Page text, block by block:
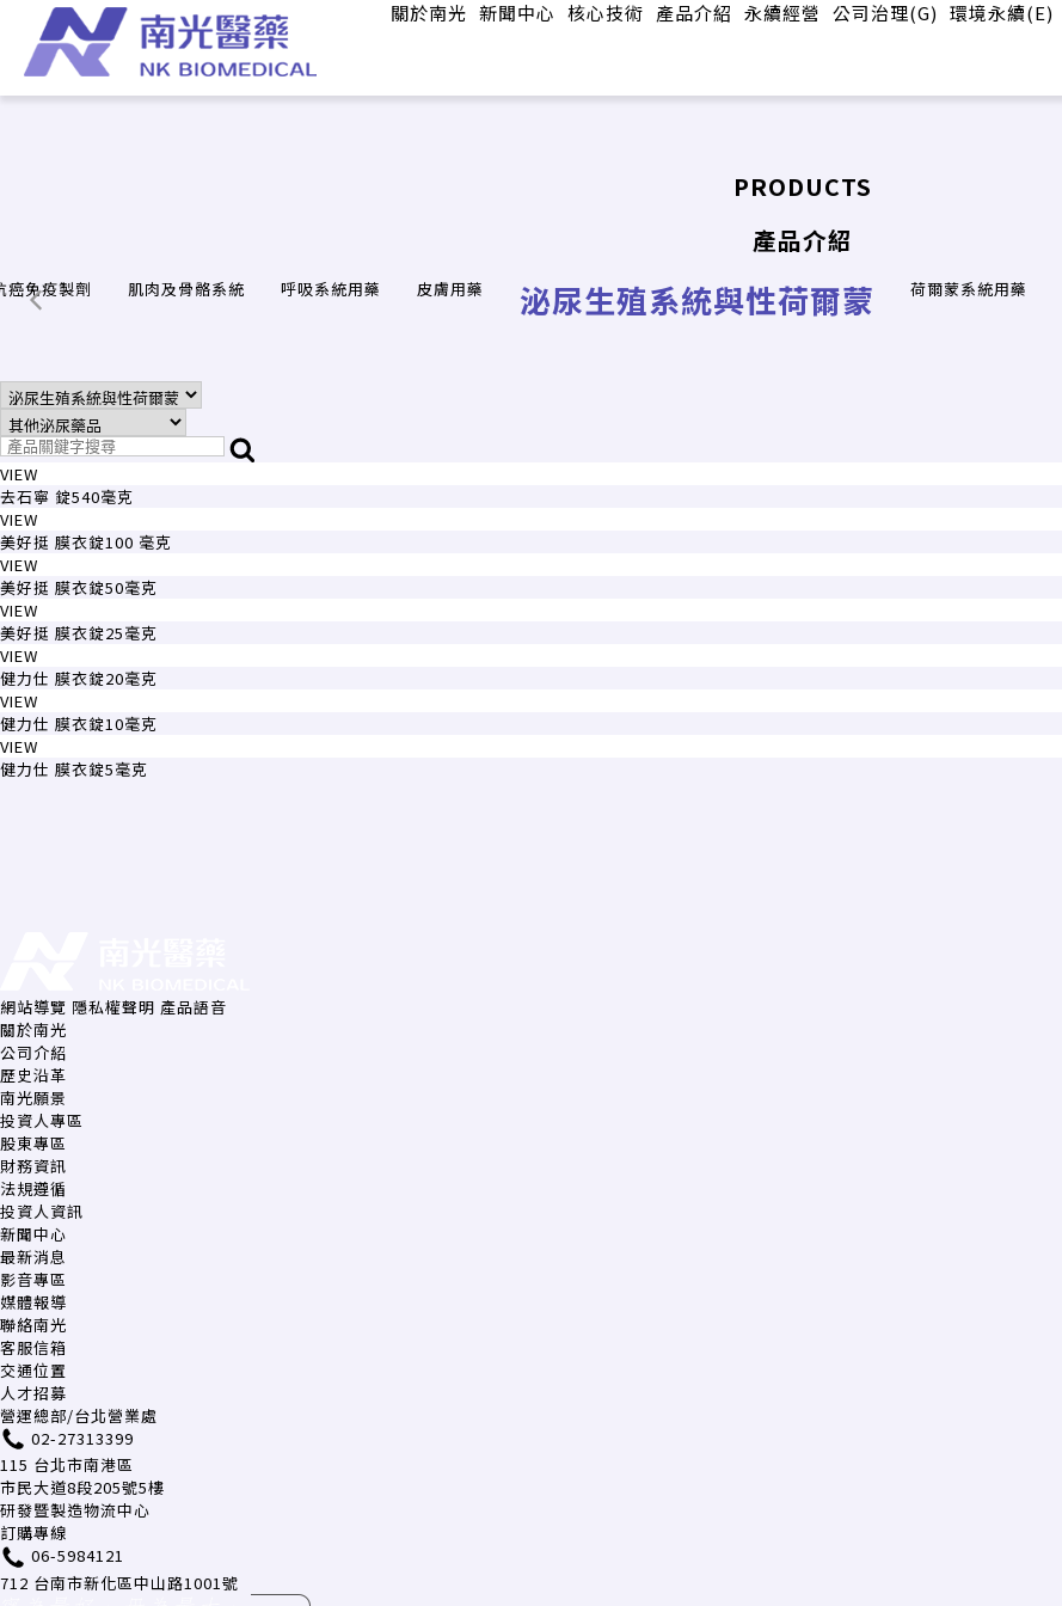
關於南光 新聞中心 核心技術 產品介紹 永續經營 公司治理(G) 環境永續(E)
PRODUCTS
產品介紹
癌免疫製劑 肌肉及骨骼系統 呼吸系統用藥 皮膚用藥 泌尿生殖系統與性荷爾蒙 荷爾蒙系統用藥
VIEW
去石寧 錠540毫克
VIEW
美好挺 膜衣錠100 毫克
VIEW
美好挺 膜衣錠50毫克
VIEW
美好挺 膜衣錠25毫克
VIEW
健力仕 膜衣錠20毫克
VIEW
健力仕 膜衣錠10毫克
VIEW
健力仕 膜衣錠5毫克
網站導覽 隱私權聲明 產品語音
關於南光
公司介紹
歷史沿革
南光願景
投資人專區
股東專區
財務資訊
法規遵循
投資人資訊
新聞中心
最新消息
影音專區
媒體報導
聯絡南光
客服信箱
交通位置
人才招募
營運總部/台北營業處
02-27313399
115 台北市南港區
市民大道8段205號5樓
研發暨製造物流中心
訂購專線
06-5984121
712 台南市新化區中山路1001號